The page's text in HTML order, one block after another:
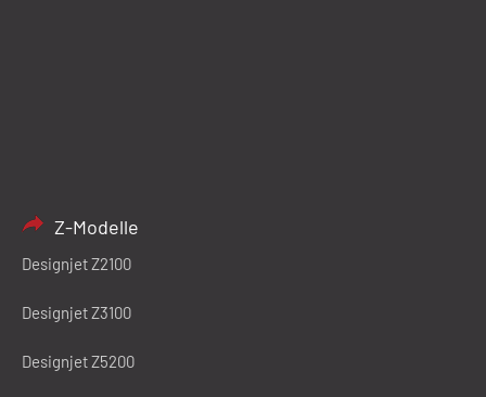
Z-Modelle
Designjet Z2100
Designjet Z3100
Designjet Z5200